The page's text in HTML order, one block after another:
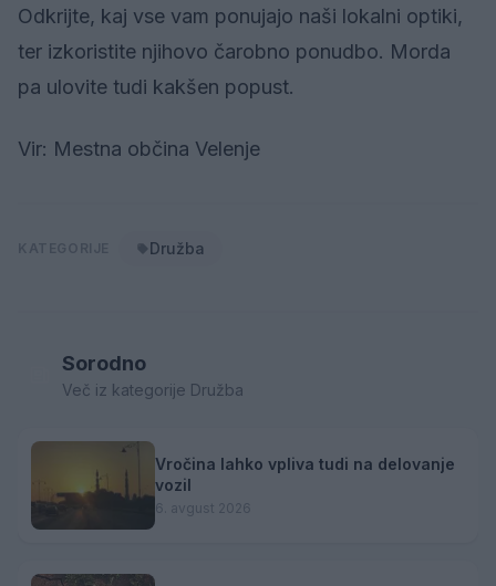
Odkrijte, kaj vse vam ponujajo naši lokalni optiki,
ter izkoristite njihovo čarobno ponudbo. Morda
pa ulovite tudi kakšen popust.
Vir: Mestna občina Velenje
Družba
Sorodno
Več iz kategorije Družba
Vročina lahko vpliva tudi na delovanje
vozil
6. avgust 2026